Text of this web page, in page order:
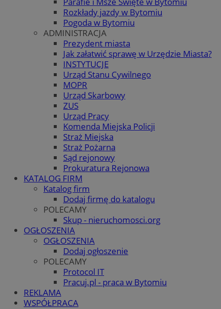
Rozkłady jazdy w Bytomiu
Pogoda w Bytomiu
ADMINISTRACJA
Prezydent miasta
Jak załatwić sprawę w Urzędzie Miasta?
INSTYTUCJE
Urząd Stanu Cywilnego
MOPR
Urząd Skarbowy
ZUS
Urząd Pracy
Komenda Miejska Policji
Straż Miejska
Straż Pożarna
Sąd rejonowy
Prokuratura Rejonowa
KATALOG FIRM
Katalog firm
Dodaj firmę do katalogu
POLECAMY
Skup - nieruchomosci.org
OGŁOSZENIA
OGŁOSZENIA
Dodaj ogłoszenie
POLECAMY
Protocol IT
Pracuj.pl - praca w Bytomiu
REKLAMA
WSPÓŁPRACA